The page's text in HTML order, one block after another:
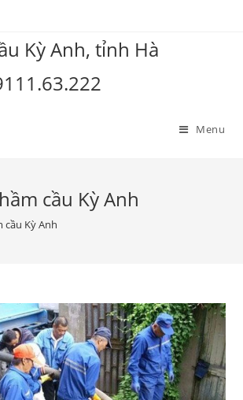
Kỳ Anh, tỉnh Hà
Menu
cầu Kỳ Anh
cầu Kỳ Anh